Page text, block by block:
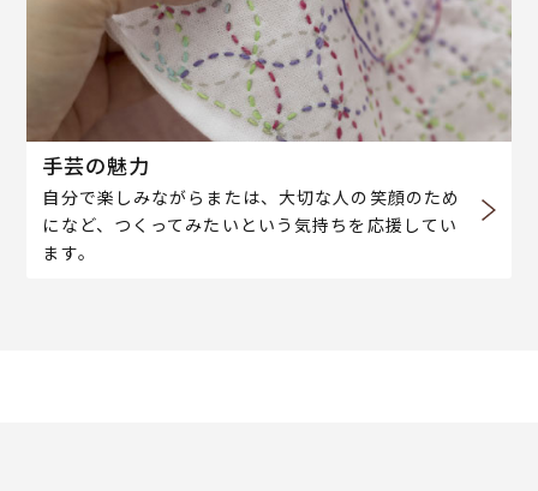
手芸の魅力
自分で楽しみながらまたは、大切な人の笑顔のため
になど、つくってみたいという気持ちを応援してい
ます。